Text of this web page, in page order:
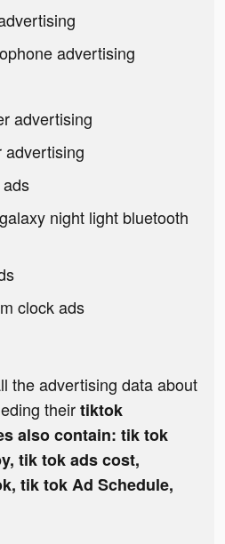
advertising
advertising
advertising
night light bluetooth
clock ads
the advertising data about
theirtiktok
also contain: tik tok
tik tok ads cost,
tik tok Ad Schedule,